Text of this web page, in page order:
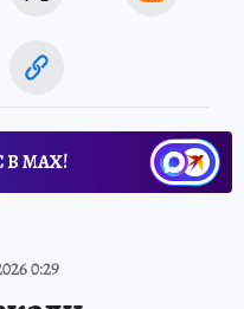
В МАХ!
0:29